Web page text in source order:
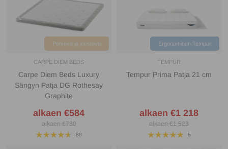
Pehmeä ja joustava
CARPE DIEM BEDS
Carpe Diem Beds Luxury
Sängyn Patja DG Rothesay
Graphite
alkaen €584
alkaen €730
80
Ergonominen Tempur
TEMPUR
Tempur Prima Patja 21 cm
alkaen €1 218
alkaen €1 523
5